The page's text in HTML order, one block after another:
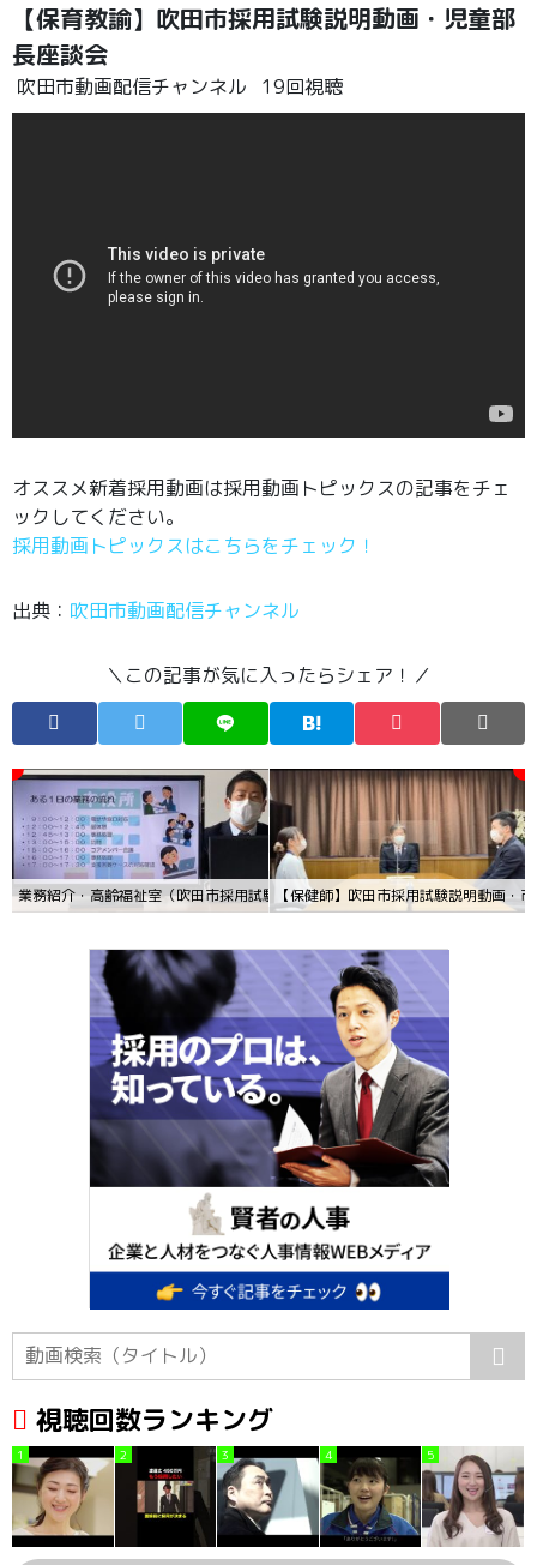
【保育教諭】吹田市採用試験説明動画・児童部
長座談会
吹田市動画配信チャンネル 19回視聴
オススメ新着採用動画は採用動画トピックスの記事をチェ
ックしてください。
採用動画トピックスはこちらをチェック！
出典： 吹田市動画配信チャンネル
＼この記事が気に入ったらシェア！／
【保健師】吹田市採用試験説明動画・
業務紹介・高齢福祉室（吹田市採用試験説明動画）
視聴回数ランキング
1 2 3 4 5